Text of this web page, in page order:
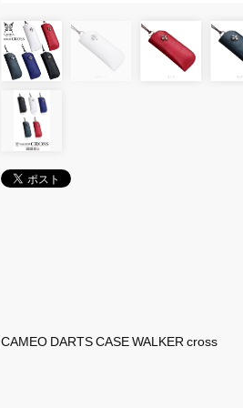
CAMEO DARTS CASE WALKER cross